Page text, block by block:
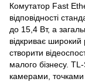
Комутатор Fast
відповідності
до 15,4 Вт, а
відкриває
створити
малого бізнесу.
камерами,